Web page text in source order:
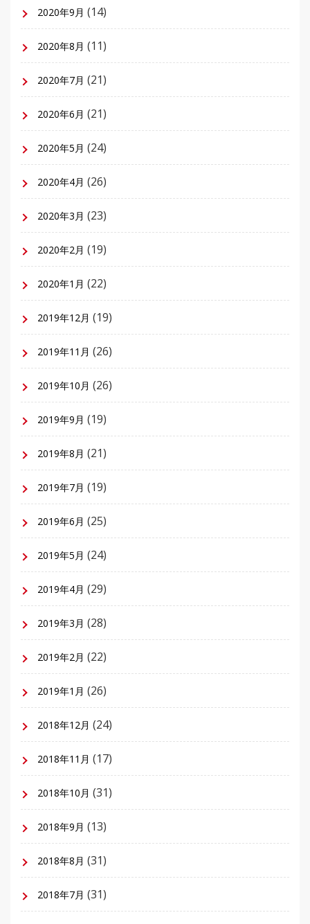
2020年9月 (14)
2020年8月 (11)
2020年7月 (21)
2020年6月 (21)
2020年5月 (24)
2020年4月 (26)
2020年3月 (23)
2020年2月 (19)
2020年1月 (22)
2019年12月 (19)
2019年11月 (26)
2019年10月 (26)
2019年9月 (19)
2019年8月 (21)
2019年7月 (19)
2019年6月 (25)
2019年5月 (24)
2019年4月 (29)
2019年3月 (28)
2019年2月 (22)
2019年1月 (26)
2018年12月 (24)
2018年11月 (17)
2018年10月 (31)
2018年9月 (13)
2018年8月 (31)
2018年7月 (31)